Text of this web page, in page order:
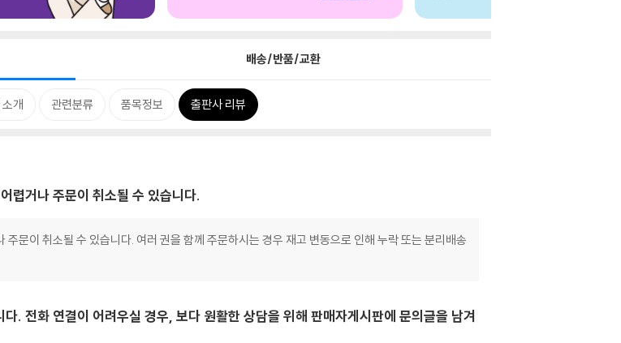
배송/반품/교환
개 관련분류 품목정보 출판사 리뷰
렵거나 주문이 취소될 수 있습니다.
문이 취소될 수 있습니다. 여러 권을 함께 주문하시는 경우 재고 변동으로 인해 누락 또는 분리배송
. 전화 연결이 어려우실 경우, 보다 원활한 상담을 위해 판매자게시판에 문의글을 남겨